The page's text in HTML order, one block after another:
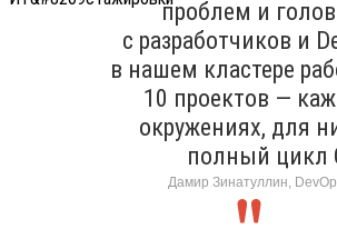
проблем и
с разработчиков и
в нашем кластере
10 проектов —
окружениях, для
полный цикл
Дамир Зинатуллин,